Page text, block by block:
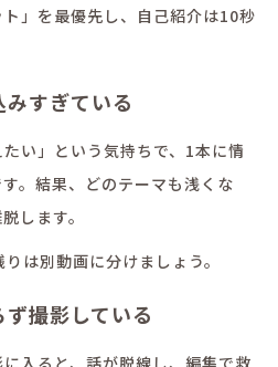
」を最優先し、自己紹介は10秒
すぎている
たい」という気持ちで、1本に情
。結果、どのテーマも浅くな
します。
は別動画に分けましょう。
撮影している
入ると、話が脱線し、編集で救